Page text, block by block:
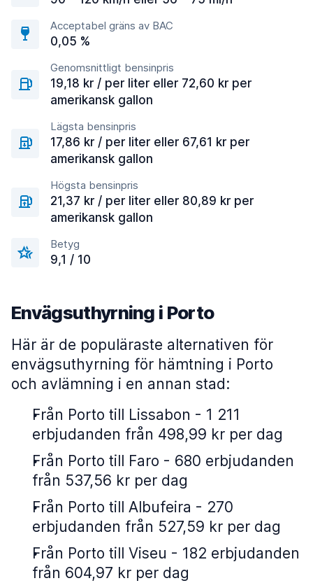
Acceptabel gräns av BAC
0,05 %
Genomsnittligt bensinpris
19,18 kr / per liter eller 72,60 kr per
amerikansk gallon
Lägsta bensinpris
17,86 kr / per liter eller 67,61 kr per
amerikansk gallon
Högsta bensinpris
21,37 kr / per liter eller 80,89 kr per
amerikansk gallon
Betyg
9,1 / 10
Envägsuthyrning i Porto
Här är de populäraste alternativen för
envägsuthyrning för hämtning i Porto
och avlämning i en annan stad:
Från Porto till Lissabon - 1 211
erbjudanden från 498,99 kr per dag
Från Porto till Faro - 680 erbjudanden
från 537,56 kr per dag
Från Porto till Albufeira - 270
erbjudanden från 527,59 kr per dag
Från Porto till Viseu - 182 erbjudanden
från 604,97 kr per dag